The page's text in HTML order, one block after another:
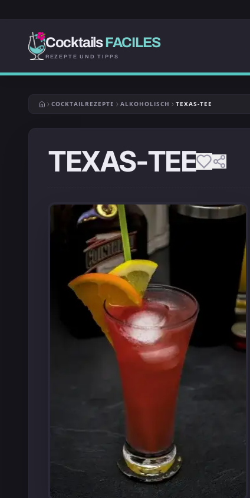
CocktailsFACILES
REZEPTE UND TIPPS
COCKTAILREZEPTE ALKOHOLISCH TEXAS-TEE
TEXAS-TEE